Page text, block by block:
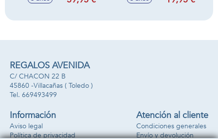
juego. Encuentra
completar la
REGALOS AVENIDA
C/ CHACON 22 B
45860 -Villacañas ( Toledo )
669493499
Información
Aviso legal
Política de privacidad
Atención al cliente
Condiciones generales
Envío y devolución